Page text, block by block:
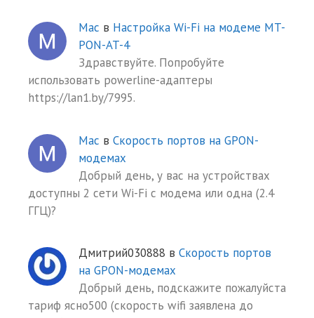
Mac в Настройка Wi-Fi на модеме MT-
PON-AT-4
Здравствуйте. Попробуйте
использовать powerline-адаптеры
https://lan1.by/7995.
Mac в Скорость портов на GPON-
модемах
Добрый день, у вас на устройствах
доступны 2 сети Wi-Fi с модема или одна (2.4
ГГЦ)?
Дмитрий030888 в Скорость портов
на GPON-модемах
Добрый день, подскажите пожалуйста
тариф ясно500 (скорость wifi заявлена до